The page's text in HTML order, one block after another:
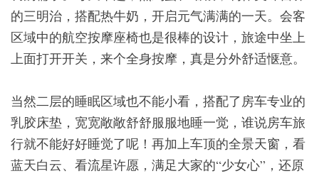
的三明治，搭配热牛奶，开启元气满满的一天。会客
区域中的航空按摩座椅也是很棒的设计，旅途中坐上
上面打开开关，来个全身按摩，真是分外舒适惬意。
当然二层的睡眠区域也不能小看，搭配了房车专业的
乳胶床垫，宽宽敞敞舒舒服服地睡一觉，谁说房车旅
行就不能好好睡觉了呢！再加上车顶的全景天窗，看
蓝天白云、看流星许愿，满足大家的“少女心”，还原